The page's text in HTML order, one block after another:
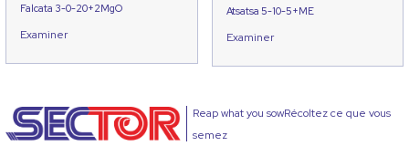
Falcata 3-0-20+2MgO
Examiner
Atsatsa 5-10-5+ME
Examiner
Reap what you sowRécoltez ce que vous
semez